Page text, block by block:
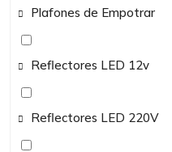
Plafones de Empotrar
Reflectores LED 12v
Reflectores LED 220V